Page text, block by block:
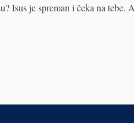
Isus je spreman i čeka na